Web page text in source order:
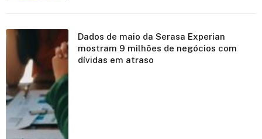
Dados de maio da Serasa Experian
mostram 9 milhões de negócios com
dívidas em atraso